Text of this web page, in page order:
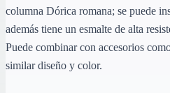
columna Dórica romana; se puede
además tiene un esmalte de alta
Puede combinar con accesorios
similar diseño y color.